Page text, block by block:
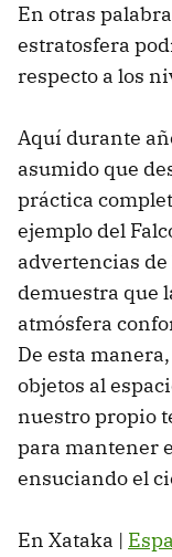
En otras
estratosfera
respecto a los
Aquí durante
asumido que
práctica
ejemplo del
advertencias
demuestra que
atmósfera
De esta
objetos al
nuestro propio
para mantener
ensuciando el
En Xataka |